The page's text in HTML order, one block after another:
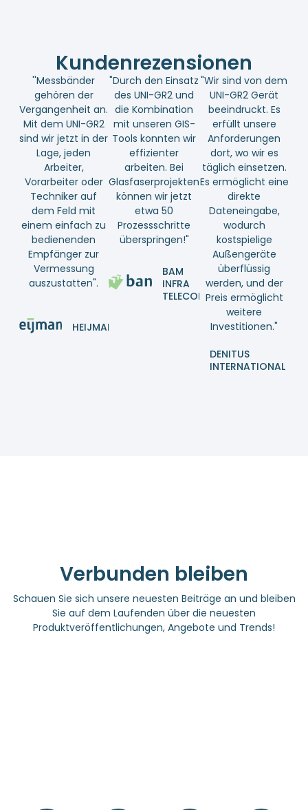
Kundenrezensionen
''Messbänder
gehören der
Vergangenheit an.
Mit dem UNI-GR2
sind wir jetzt in der
Lage, jeden
Arbeiter,
Vorarbeiter oder
Techniker auf
dem Feld mit
einem einfach zu
bedienenden
Empfänger zur
Vermessung
auszustatten".
HEIJMANS
"Durch den Einsatz
des UNI-GR2 und
die Kombination
mit unseren GIS-
Tools konnten wir
effizienter
arbeiten. Bei
Glasfaserprojekten
können wir jetzt
etwa 50
Prozessschritte
überspringen!"
BAM
INFRA
TELECOM
"Wir sind von dem
UNI-GR2 Gerät
beeindruckt. Es
erfüllt unsere
Anforderungen
dort, wo wir es
täglich einsetzen.
Es ermöglicht eine
direkte
Dateneingabe,
wodurch
kostspielige
Außengeräte
überflüssig
werden, und der
Preis ermöglicht
weitere
Investitionen."
DENITUS
INTERNATIONAL
Verbunden bleiben
Schauen Sie sich unsere neuesten Beiträge an und bleiben
Sie auf dem Laufenden über die neuesten
Produktveröffentlichungen, Angebote und Trends!